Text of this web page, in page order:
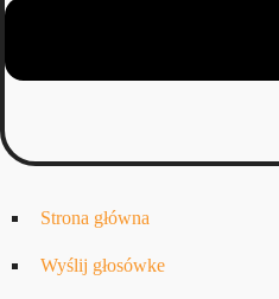
Strona główna
Wyślij głosówke